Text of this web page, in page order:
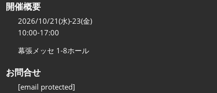
開催概要
2026/10/21(水)-23(金)
10:00-17:00
幕張メッセ 1-8ホール
お問合せ
[email protected]